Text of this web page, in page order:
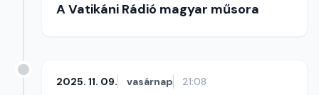
A Vatikáni Rádió magyar műsora
2025. 11. 09. vasárnap 21:08